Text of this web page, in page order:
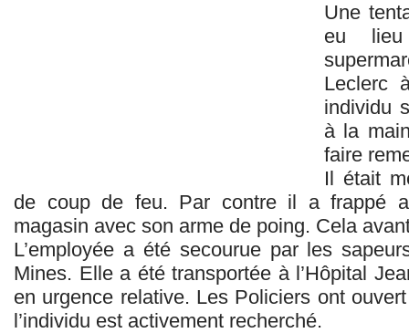
Une
eu
Leclerc
individu
à la
faire
Il était
de coup de feu. Par contre il a frappé
magasin avec son arme de poing. Cela
L’employée a été secourue par les
Mines. Elle a été transportée à l’Hôpital
en urgence relative. Les Policiers ont
l’individu est activement recherché.